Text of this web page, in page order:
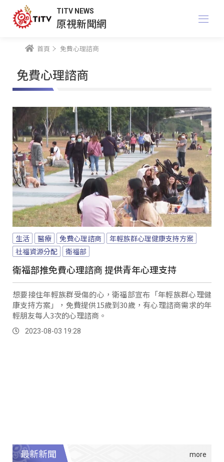
TITV NEWS
原視新聞網
首頁 免費心理諮商
免費心理諮商
生活 醫療 免費心理諮商
年輕族群心理健康支持方案
社福資源分配
衛福部
衛福部推免費心理諮商 提供青年心理支持
想要接住年輕族群受傷的心，衛福部宣布「年輕族群心理健
康支持方案」，免費提供15歲到30歲，有心理諮商需求的年
輕朋友每人3次的心理諮商。
2023-08-03 19:28
最新新聞